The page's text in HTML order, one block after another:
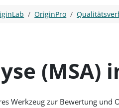
OriginPro
(MSA)
Werkzeug zur Bewertung